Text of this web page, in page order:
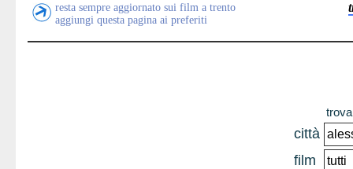
resta sempre aggiornato sui film a trento
aggiungi questa pagina ai preferiti
città
film